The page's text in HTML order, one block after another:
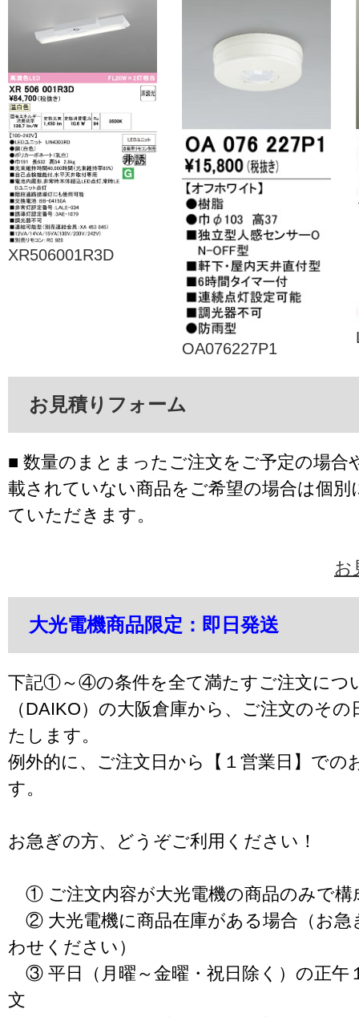
XR506001R3D
OA076227P1
お見積りフォーム
■ 数量のまとまったご注文をご予定の場合
載されていない商品をご希望の場合は個別
ていただきます。
お
大光電機商品限定：即日発送
下記①～④の条件を全て満たすご注文につ
（DAIKO）の大阪倉庫から、ご注文のそ
たします。
例外的に、ご注文日から【１営業日】での
す。
お急ぎの方、どうぞご利用ください！
① ご注文内容が大光電機の商品のみで構
② 大光電機に商品在庫がある場合（お急
わせください）
③ 平日（月曜～金曜・祝日除く）の正午
文